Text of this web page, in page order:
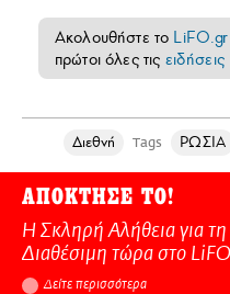
Ακολουθήστε το LiFO.gr
πρώτοι όλες τις ειδήσεις
Διεθνή Tags ΡΩΣΙΑ
ΑΠΟΚΤΗΣΕ ΤΟ!
Η Σκληρή Αλήθεια για
Διαθέσιμη τώρα στo
Δείτε περισσότερα